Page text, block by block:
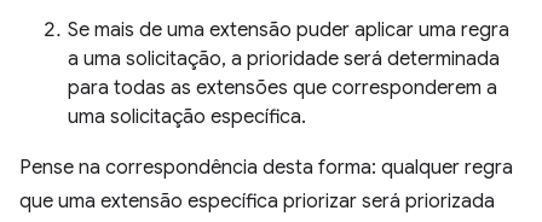
Se mais de uma extensão puder aplicar uma regra
a uma solicitação, a prioridade será determinada
para todas as extensões que corresponderem a
uma solicitação específica.
Pense na correspondência desta forma: qualquer regra
que uma extensão específica priorizar será priorizada